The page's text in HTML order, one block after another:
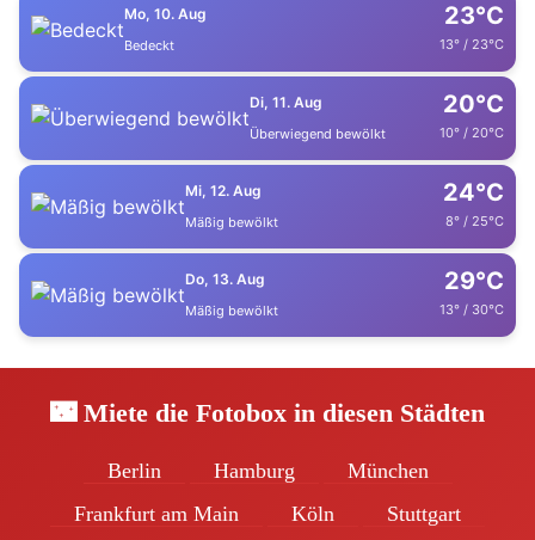
Mo, 10. Aug
Bedeckt
23°C
13° / 23°C
Di, 11. Aug
Überwiegend bewölkt
20°C
10° / 20°C
Mi, 12. Aug
Mäßig bewölkt
24°C
8° / 25°C
Do, 13. Aug
Mäßig bewölkt
29°C
13° / 30°C
🌃 Miete die Fotobox in diesen Städten
Berlin Hamburg
München
Frankfurt am Main
Köln Stuttgart